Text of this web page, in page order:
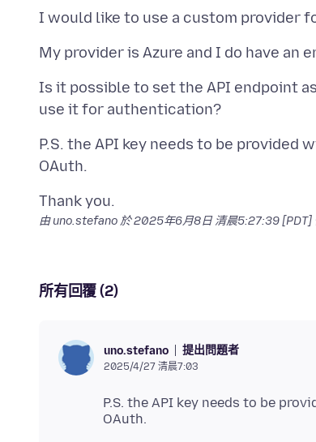
Is it possible to set the API endpoint
P.S. the API key needs to be provided
由 uno.stefano 於2025年6月8日 清晨5:27:39 [PDT]
所有回覆 (2)
uno.stefano 提出問題者
2025/4/27 清晨7:03
P.S. the API key needs to be